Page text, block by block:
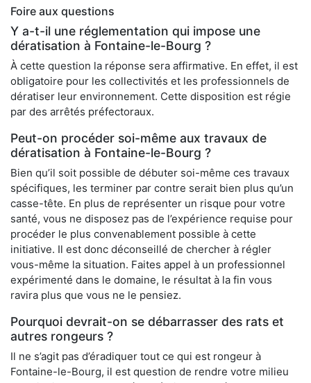
Foire aux questions
Y a-t-il une réglementation qui impose une
dératisation à Fontaine-le-Bourg ?
À cette question la réponse sera affirmative. En effet, il est
obligatoire pour les collectivités et les professionnels de
dératiser leur environnement. Cette disposition est régie
par des arrêtés préfectoraux.
Peut-on procéder soi-même aux travaux de
dératisation à Fontaine-le-Bourg ?
Bien qu’il soit possible de débuter soi-même ces travaux
spécifiques, les terminer par contre serait bien plus qu’un
casse-tête. En plus de représenter un risque pour votre
santé, vous ne disposez pas de l’expérience requise pour
procéder le plus convenablement possible à cette
initiative. Il est donc déconseillé de chercher à régler
vous-même la situation. Faites appel à un professionnel
expérimenté dans le domaine, le résultat à la fin vous
ravira plus que vous ne le pensiez.
Pourquoi devrait-on se débarrasser des rats et
autres rongeurs ?
Il ne s’agit pas d’éradiquer tout ce qui est rongeur à
Fontaine-le-Bourg, il est question de rendre votre milieu